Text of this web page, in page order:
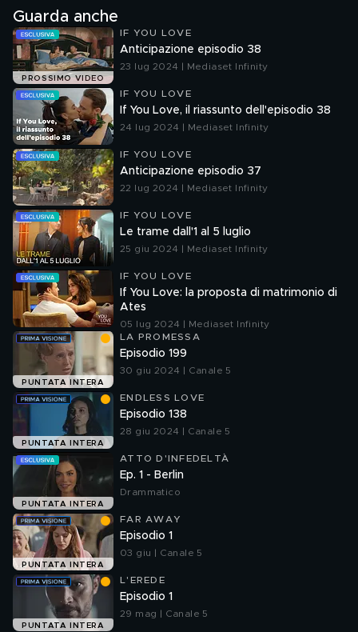
Guarda anche
PROSSIMO VIDEO
IF YOU LOVE
Anticipazione episodio 38
23 lug 2024 | Mediaset Infinity
IF YOU LOVE
If You Love, il riassunto dell'episodio 38
24 lug 2024 | Mediaset Infinity
IF YOU LOVE
Anticipazione episodio 37
22 lug 2024 | Mediaset Infinity
IF YOU LOVE
Le trame dall'1 al 5 luglio
25 giu 2024 | Mediaset Infinity
IF YOU LOVE
If You Love: la proposta di matrimonio di
Ates
05 lug 2024 | Mediaset Infinity
PUNTATA INTERA
LA PROMESSA
Episodio 199
30 giu 2024 | Canale 5
PUNTATA INTERA
ENDLESS LOVE
Episodio 138
28 giu 2024 | Canale 5
PUNTATA INTERA
ATTO D'INFEDELTÀ
Ep. 1 - Berlin
Drammatico
PUNTATA INTERA
FAR AWAY
Episodio 1
03 giu | Canale 5
PUNTATA INTERA
L'EREDE
Episodio 1
29 mag | Canale 5